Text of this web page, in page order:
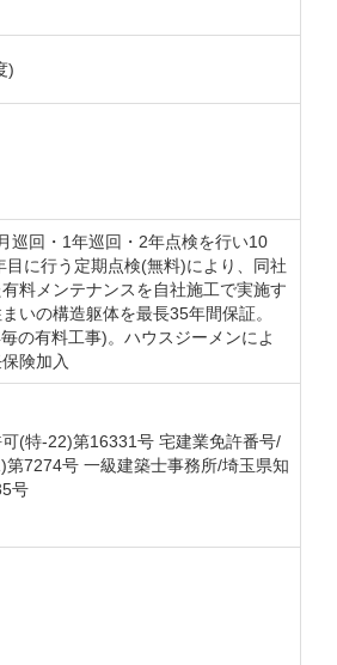
)
巡回・1年巡回・2年点検を行い10
目に行う定期点検(無料)により、同社
料メンテナンスを自社施工で実施す
いの構造躯体を最長35年間保証。
の有料工事)。ハウスジーメンによ
険加入
(特-22)第16331号 宅建業免許番号/
第7274号 一級建築士事務所/埼玉県知
号